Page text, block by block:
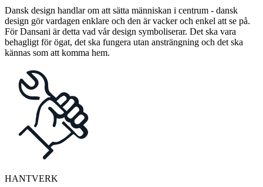
Dansk design handlar om att sätta människan i centrum - dansk
design gör vardagen enklare och den är vacker och enkel att se på.
För Dansani är detta vad vår design symboliserar. Det ska vara
behagligt för ögat, det ska fungera utan ansträngning och det ska
kännas som att komma hem.
HANTVERK